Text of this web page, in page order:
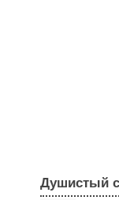
Душистый